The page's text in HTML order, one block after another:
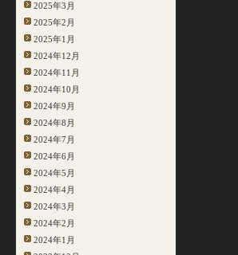
2025年3月
2025年2月
2025年1月
2024年12月
2024年11月
2024年10月
2024年9月
2024年8月
2024年7月
2024年6月
2024年5月
2024年4月
2024年3月
2024年2月
2024年1月